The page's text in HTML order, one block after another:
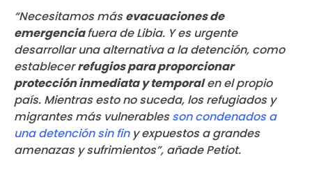
“Necesitamos másevacuaciones de
emergenciafuera de Libia. Y es urgente
desarrollar una alternativa a la detención, como
establecerrefugios para proporcionar
protección inmediata y temporalen el propio
país. Mientras esto no suceda, los refugiados y
migrantes más vulnerablesson condenados a
una detención sin finy expuestos a grandes
amenazas y sufrimientos”, añade Petiot.